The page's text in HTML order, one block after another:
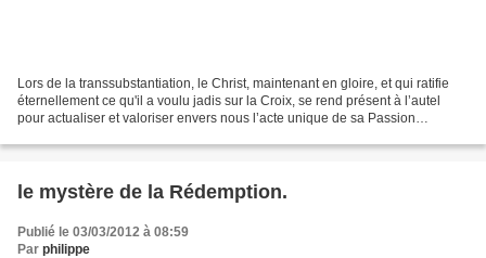
Lors de la transsubstantiation, le Christ, maintenant en gloire, et qui ratifie
éternellement ce qu'il a voulu jadis sur la Croix, se rend présent à l’autel
pour actualiser et valoriser envers nous l’acte unique de sa Passion
le mystère de la Rédemption.
Publié le 03/03/2012 à 08:59
Par philippe